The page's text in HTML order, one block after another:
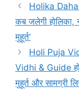
Holika
कब जलेगी होलिका,
मुहूर्त’
Holi Puja
Vidhi & Guide
मुहूर्त और सामग्री